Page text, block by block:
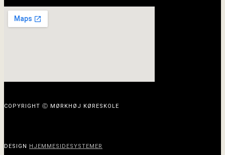
COPYRIGHT Ⓒ MØRKHØJ KØRESKOLE
DESIGN HJEMMESIDESYSTEMER